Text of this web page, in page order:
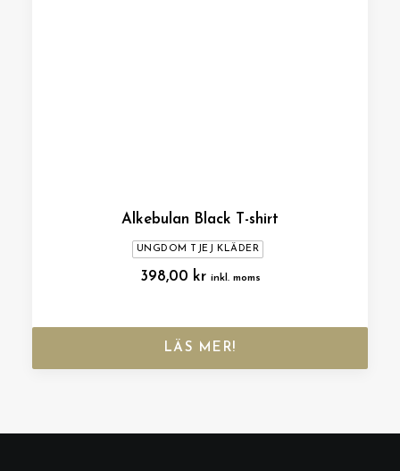
Alkebulan Black T-shirt
UNGDOM TJEJ KLÄDER
398,00 kr inkl. moms
LÄS MER!